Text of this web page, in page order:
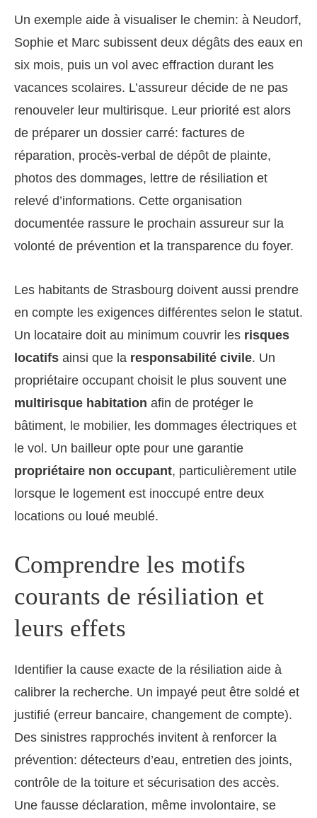
Un exemple aide à visualiser le chemin: à Neudorf,
Sophie et Marc subissent deux dégâts des eaux en
six mois, puis un vol avec effraction durant les
vacances scolaires. L’assureur décide de ne pas
renouveler leur multirisque. Leur priorité est alors
de préparer un dossier carré: factures de
réparation, procès-verbal de dépôt de plainte,
photos des dommages, lettre de résiliation et
relevé d’informations. Cette organisation
documentée rassure le prochain assureur sur la
volonté de prévention et la transparence du foyer.
Les habitants de Strasbourg doivent aussi prendre
en compte les exigences différentes selon le statut.
Un locataire doit au minimum couvrir les risques
locatifs ainsi que la responsabilité civile. Un
propriétaire occupant choisit le plus souvent une
multirisque habitation afin de protéger le
bâtiment, le mobilier, les dommages électriques et
le vol. Un bailleur opte pour une garantie
propriétaire non occupant, particulièrement utile
lorsque le logement est inoccupé entre deux
locations ou loué meublé.
Comprendre les motifs
courants de résiliation et
leurs effets
Identifier la cause exacte de la résiliation aide à
calibrer la recherche. Un impayé peut être soldé et
justifié (erreur bancaire, changement de compte).
Des sinistres rapprochés invitent à renforcer la
prévention: détecteurs d’eau, entretien des joints,
contrôle de la toiture et sécurisation des accès.
Une fausse déclaration, même involontaire, se